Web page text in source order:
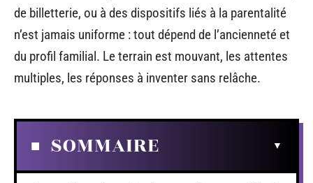
de billetterie, ou à des dispositifs liés à la parentalité
n’est jamais uniforme : tout dépend de l’ancienneté et
du profil familial. Le terrain est mouvant, les attentes
multiples, les réponses à inventer sans relâche.
SOMMAIRE